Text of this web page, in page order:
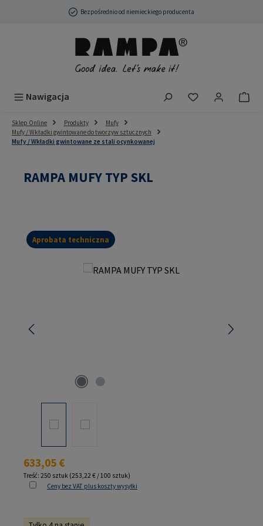
Przejdź do głównej zawartościBezpośrednio od niemieckiego producenta
Nawigacja Masz 0
Sklep Online Produkty
Mufy
Mufy / Wkładki gwintowane do tworzyw sztucznych
Mufy / Wkładki gwintowane ze stali ocynkowanej
RAMPA MUFY TYP SKL
Aprobata techniczna
Pomiń galerię zdjęć
Cena regularna:
633,05 €
Treść: 250 sztuk (253,22 € / 100 sztuk)
Ceny bez VAT plus koszty wysyłki